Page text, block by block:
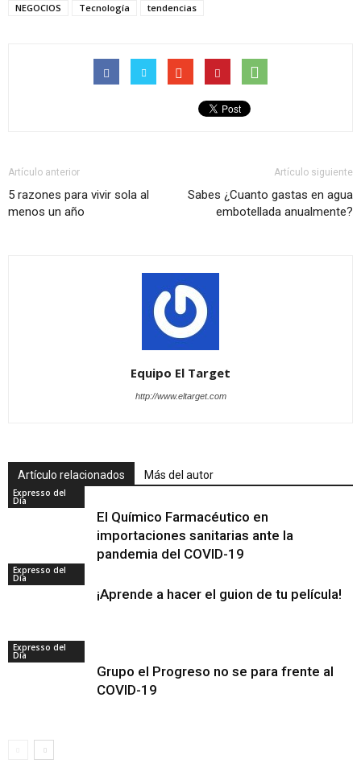
NEGOCIOS Tecnología tendencias
Artículo anterior
5 razones para vivir sola al
menos un año
Artículo siguiente
Sabes ¿Cuanto gastas en agua
embotellada anualmente?
Equipo El Target
http://www.eltarget.com
Artículo relacionados Más del autor
Expresso del
Día
El Químico Farmacéutico en
importaciones sanitarias ante la
pandemia del COVID-19
Expresso del
Día
¡Aprende a hacer el guion de tu película!
Expresso del
Día
Grupo el Progreso no se para frente al
COVID-19